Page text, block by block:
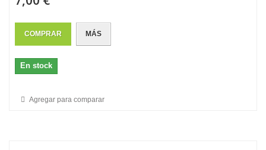
COMPRAR MÁS
En stock
Agregar para comparar